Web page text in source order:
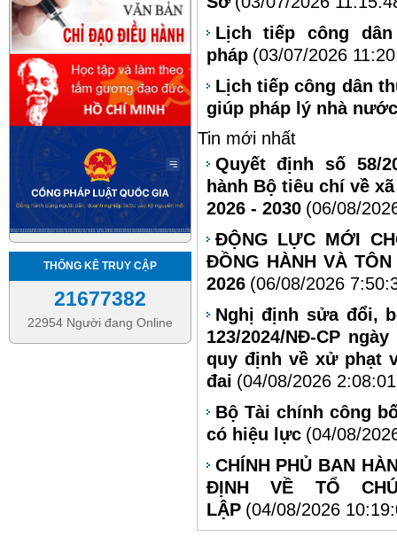
THỐNG KÊ TRUY CẬP
21677382
22954 Người đang Online
Lịch tiếp công
pháp (03/07/2026
Lịch tiếp công dân
giúp pháp lý nhà nước
Tin mới nhất
Quyết định số 58/
hành Bộ tiêu chí về
2026 - 2030 (06/08/
ĐỘNG LỰC MỚI
ĐỒNG HÀNH VÀ
2026 (06/08/2026
Nghị định sửa đổi,
123/2024/NĐ-CP
quy định về xử phạt
đai (04/08/2026
Bộ Tài chính công
có hiệu lực (04/08/
CHÍNH PHỦ BAN
ĐỊNH VỀ TỔ
LẬP (04/08/2026